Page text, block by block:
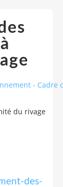
- Cadre
du rivage
des-